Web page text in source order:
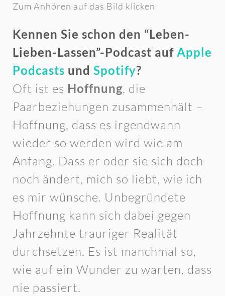
Zum Anhören auf das Bild klicken
Kennen Sie schon den “Leben-
Lieben-Lassen”-Podcast auf Apple
Podcasts und Spotify?
Oft ist es Hoffnung, die
Paarbeziehungen zusammenhält –
Hoffnung, dass es irgendwann
wieder so werden wird wie am
Anfang. Dass er oder sie sich doch
noch ändert, mich so liebt, wie ich
es mir wünsche. Unbegründete
Hoffnung kann sich dabei gegen
Jahrzehnte trauriger Realität
durchsetzen. Es ist manchmal so,
wie auf ein Wunder zu warten, dass
nie passiert.